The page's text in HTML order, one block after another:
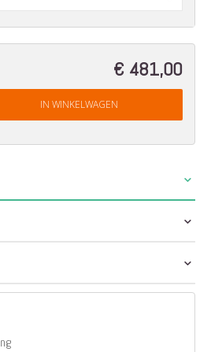
€ 481,00
IN WINKELWAGEN